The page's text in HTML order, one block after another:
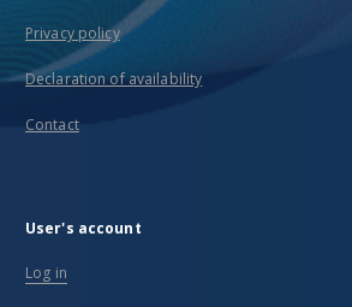
Privacy policy
Declaration of availability
Contact
User's account
Log in